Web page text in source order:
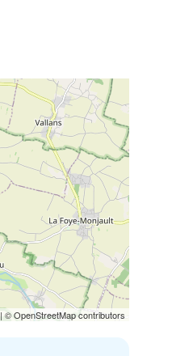
| © OpenStreetMap contributors